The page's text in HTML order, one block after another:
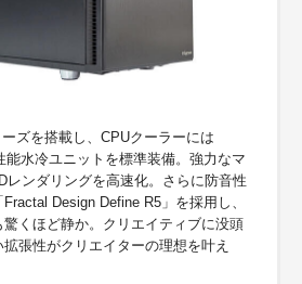
ズを搭載し、CPUクーラーには
水冷ユニットを標準装備。強力なマ
レンダリングを高速化。さらに防音性
Design Define R5」を採用し、
くほど静か。クリエイティブに没頭
張性がクリエイターの理想を叶え